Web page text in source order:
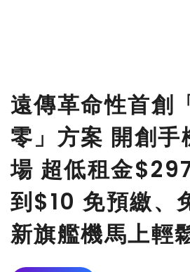
遠傳革命性首創
零」方案 開創手
場 超低租金
到$10 免預繳、
新旗艦機馬上輕